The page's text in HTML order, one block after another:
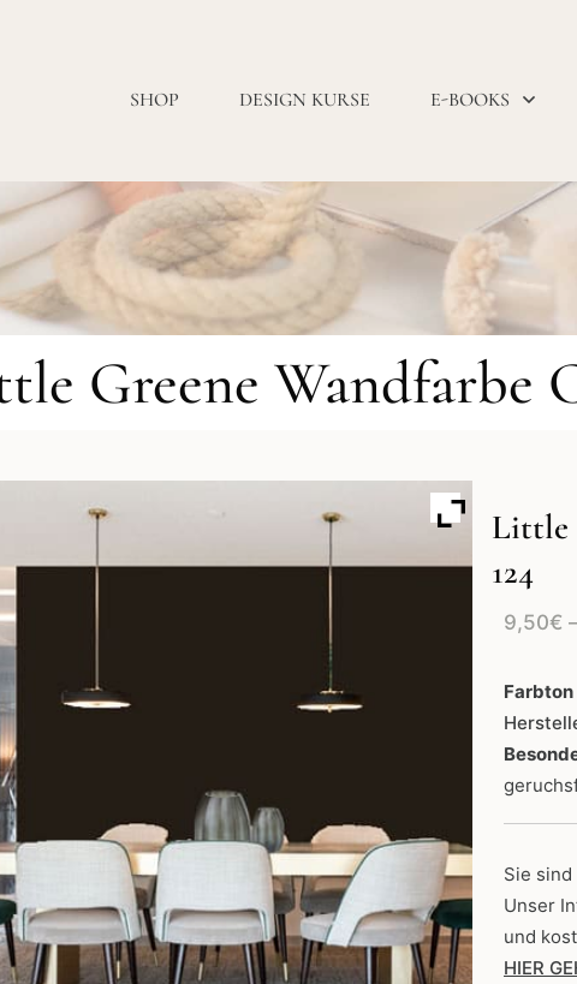
SHOP DESIGN KURSE E-BOOKS
Greene Wandfarbe
Little
124
9,50€
Farbton |
Sie
Unser
und
HIER